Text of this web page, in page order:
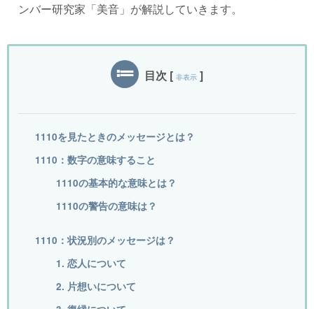
ンバー研究家「美音」が解説していきます。
目次 [ 非表示 ]
1110を見たときのメッセージとは？
1110：数字の意味すること
1110の基本的な意味とは？
1110の警告の意味は？
1110：状況別のメッセージは？
1. 恋人について
2. 片想いについて